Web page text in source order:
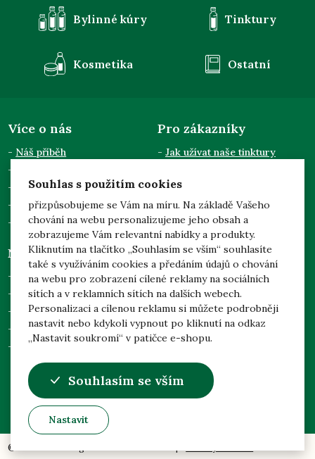
Souhlas s použitím cookies
přizpůsobujeme se Vám na míru. Na základě Vašeho
chování na webu personalizujeme jeho obsah a
zobrazujeme Vám relevantní nabídky a produkty.
Kliknutím na tlačítko „Souhlasím se vším“ souhlasíte
také s využíváním cookies a předáním údajů o chování
na webu pro zobrazení cílené reklamy na sociálních
sítích a v reklamních sítích na dalších webech.
Personalizaci a cílenou reklamu si můžete podrobněji
nastavit nebo kdykoli vypnout po kliknutí na odkaz
„Nastavit soukromí“ v patičce e-shopu.
Souhlasím se vším
Nastavit
Bylinné kúry Tinktury
Kosmetika Ostatní
Více o nás
Náš příběh
Kontakty
Pro odběratele
Dotace EU
Pro zákazníky
Jak užívat naše tinktury
Doprava a platba
Zpracování osobních údajů
Něco navíc
Prohlídka našich zahrad
Adoptuj svůj strom
Nejčastější dotazy
Nastavení soukromí
Odstoupení od smlouvy
Mgr. Jarmila Podhorná
(Naděje)
Brodek u Konice 3
798 46 Brodek u Konice
Česká republika
info@nadeje-byliny.eu
+420 582 391 207
© 1998 - 2024 Mgr. Jarmila Podhorná